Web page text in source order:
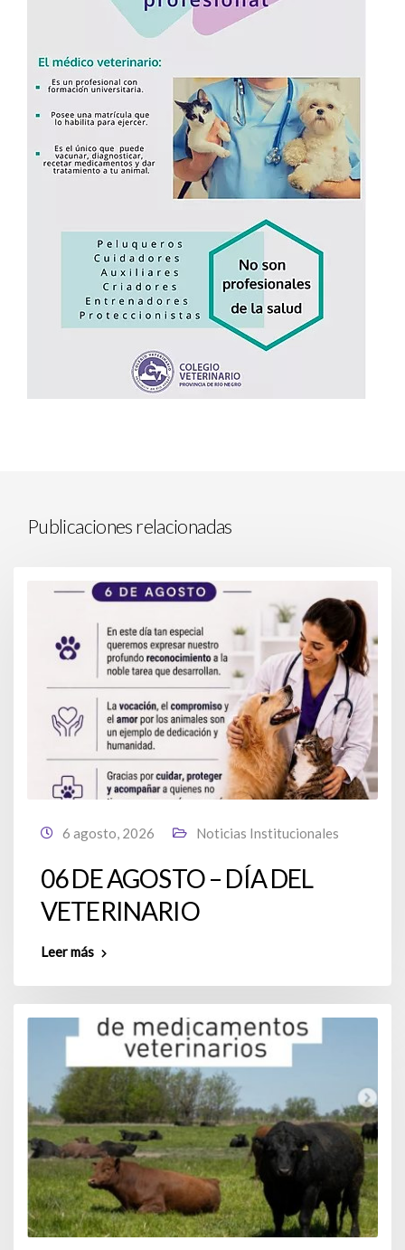
Publicaciones relacionadas
6 agosto, 2026 Noticias Institucionales
06 DE AGOSTO – DÍA DEL
VETERINARIO
Leer más